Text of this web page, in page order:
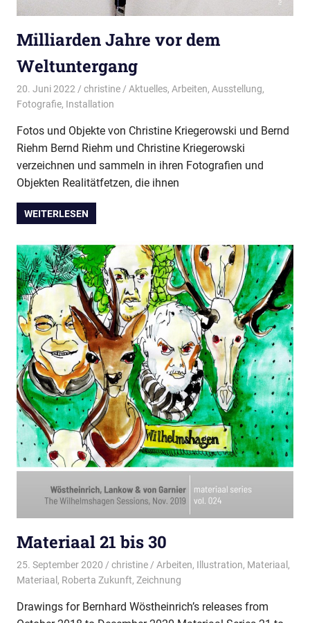
Milliarden Jahre vor dem
Weltuntergang
20. Juni 2022 christine Aktuelles, Arbeiten, Ausstellung,
Fotografie, Installation
Fotos und Objekte von Christine Kriegerowski und Bernd
Riehm Bernd Riehm und Christine Kriegerowski
verzeichnen und sammeln in ihren Fotografien und
Objekten Realitätfetzen, die ihnen
WEITERLESEN
Materiaal 21 bis 30
25. September 2020 christine Arbeiten, Illustration, Materiaal ,
Materiaal , Roberta Zukunft, Zeichnung
Drawings for Bernhard Wöstheinrich’s releases from